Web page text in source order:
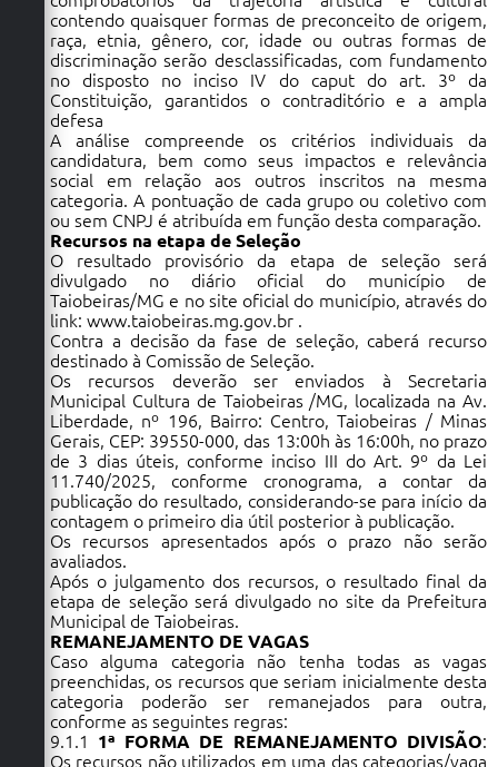
contendo quaisquer formas de preconceito de origem,
raça, etnia, gênero, cor, idade ou outras formas de
discriminação serão desclassificadas, com fundamento
no disposto no inciso IV do caput do art. 3º da
Constituição, garantidos o contraditório e a ampla
defesa
A análise compreende os critérios individuais da
candidatura, bem como seus impactos e relevância
social em relação aos outros inscritos na mesma
categoria. A pontuação de cada grupo ou coletivo com
ou sem CNPJ é atribuída em função desta comparação.
Recursos na etapa de Seleção
O resultado provisório da etapa de seleção será
divulgado no diário oficial do município de
Taiobeiras/MG e no site oficial do município, através do
link: www.taiobeiras.mg.gov.br .
Contra a decisão da fase de seleção, caberá recurso
destinado à Comissão de Seleção.
Os recursos deverão ser enviados à Secretaria
Municipal Cultura de Taiobeiras /MG, localizada na Av.
Liberdade, nº 196, Bairro: Centro, Taiobeiras / Minas
Gerais, CEP: 39550-000, das 13:00h às 16:00h, no prazo
de 3 dias úteis, conforme inciso III do Art. 9º da Lei
11.740/2025, conforme cronograma, a contar da
publicação do resultado, considerando-se para início da
contagem o primeiro dia útil posterior à publicação.
Os recursos apresentados após o prazo não serão
avaliados.
Após o julgamento dos recursos, o resultado final da
etapa de seleção será divulgado no site da Prefeitura
Municipal de Taiobeiras.
REMANEJAMENTO DE VAGAS
Caso alguma categoria não tenha todas as vagas
preenchidas, os recursos que seriam inicialmente desta
categoria poderão ser remanejados para outra,
conforme as seguintes regras:
9.1.1 1ª FORMA DE REMANEJAMENTO DIVISÃO:
Os recursos não utilizados em uma das categorias/vaga